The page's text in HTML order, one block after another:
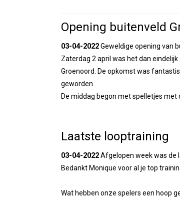
Opening buitenveld
03-04-2022Geweldige opening van
Zaterdag 2 april was het dan
Groenoord. De opkomst was
geworden.
De middag begon met spelletjes met
Laatste looptraining
03-04-2022Afgelopen week was de
Bedankt Monique voor al je top
Wat hebben onze spelers een hoop